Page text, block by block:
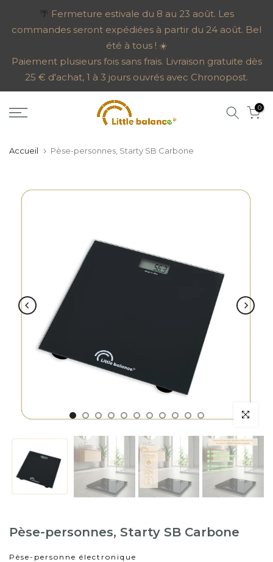
au
🌴 Fermeture estivale du 8 au 23 août. Les
commandes seront expédiées à partir du 24 août. Bel
été à tous ! ☀️
Paiement plusieurs fois sans frais. Livraison gratuite dès
25 € d'achat, 1 à 3 jours ouvrés avec Chronopost.
0
Accueil Pèse-personnes, Starty SB Carbone
Pèse-personnes, Starty SB Carbone
Pèse-personne électronique